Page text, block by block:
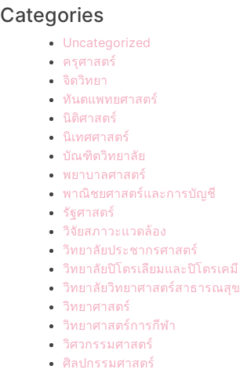
Categories
Uncategorized
ครุศาสตร์
จิตวิทยา
ทันตแพทยศาสตร์
นิติศาสตร์
นิเทศศาสตร์
บัณฑิตวิทยาลัย
พยาบาลศาสตร์
พาณิชยศาสตร์และการบัญชี
รัฐศาสตร์
วิจัยสภาวะแวดล้อง
วิทยาลัยประชากรศาสตร์
วิทยาลัยปิโตรเลียมและปิโตรเคมี
วิทยาลัยวิทยาศาสตร์สาธารณสุข
วิทยาศาสตร์
วิทยาศาสตร์การกีฬา
วิศวกรรมศาสตร์
ศิลปกรรมศาสตร์